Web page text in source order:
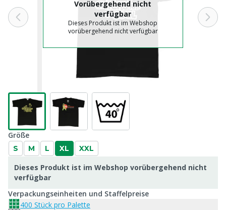
Vorübergehend nicht
verfügbar
Dieses Produkt ist im Webshop
vorübergehend nicht verfügbar
Größe
S M L XL XXL
Dieses Produkt ist im Webshop vorübergehend nicht
verfügbar
Verpackungseinheiten und Staffelpreise
400 Stück pro Palette